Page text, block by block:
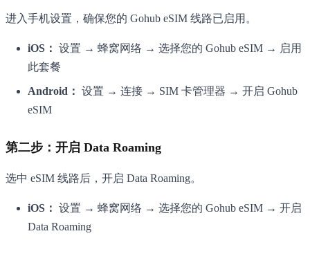
进入手机设置，确保您的 Gohub eSIM 线路已启用。
iOS： 设置 → 蜂窝网络 → 选择您的 Gohub eSIM → 启用
此套餐
Android： 设置 → 连接 → SIM 卡管理器 → 开启 Gohub
eSIM
第二步：开启 Data Roaming
选中 eSIM 线路后，开启 Data Roaming。
iOS： 设置 → 蜂窝网络 → 选择您的 Gohub eSIM → 开启
Data Roaming